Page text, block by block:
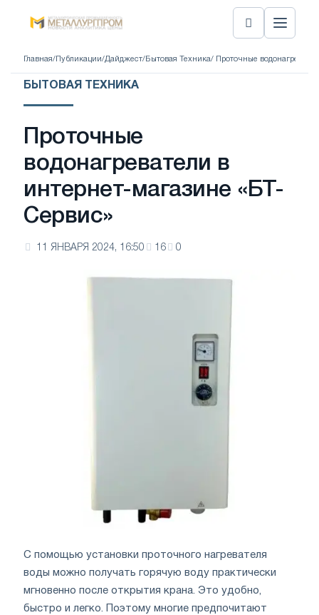
Главная/ Публикации/Дайджест/ Бытовая Техника/ Проточные
БЫТОВАЯ ТЕХНИКА
Проточные
водонагреватели в
интернет-магазине «БТ-
Сервис»
11 ЯНВАРЯ 2024, 16:50 16 0
С помощью установки проточного нагревателя
воды можно получать горячую воду практически
мгновенно после открытия крана. Это удобно,
быстро и легко. Поэтому многие предпочитают